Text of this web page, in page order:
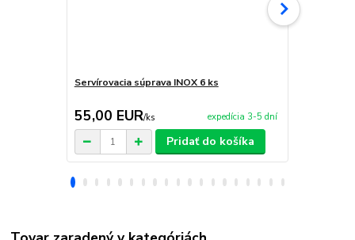
Servírovacia súprava INOX 6 ks
55,00 EUR/ks expedícia 3-5 dní
Pridať do košíka